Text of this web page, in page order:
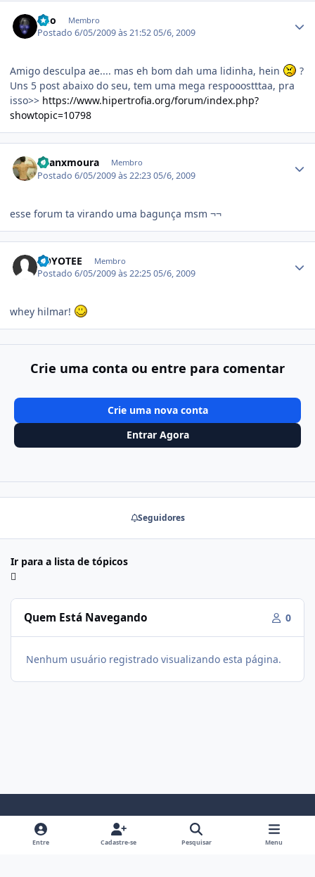
kdo Membro
Postado6/05/2009 às 21:5205/6, 2009
Amigo desculpa ae.... mas eh bom dah uma lidinha, hein
?
Uns 5 post abaixo do seu, tem uma mega respooostttaa, pra
isso>> https://www.hipertrofia.org/forum/index.php?
showtopic=10798
Luanxmoura Membro
Postado6/05/2009 às 22:2305/6, 2009
esse forum ta virando uma bagunça msm ¬¬
COYOTEE Membro
Postado6/05/2009 às 22:2505/6, 2009
whey hilmar!
Crie uma conta ou entre para comentar
Crie uma nova conta
Entrar Agora
Seguidores
Ir para a lista de tópicos
Quem Está Navegando 0
Nenhum usuário registrado visualizando esta página.
Modo ClaroModo EscuroPreferência do Sistema
i
Entre Cadastre-se Pesquisar Menu